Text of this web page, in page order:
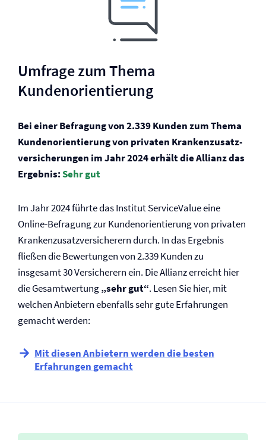
Umfrage zum Thema
Kundenorientierung
Bei einer Befragung von 2.339 Kunden zum Thema
Kundenorientierung von privaten Krankenzusatz­
versicherungen im Jahr 2024 erhält die Allianz das
Ergebnis:Sehr gut
Im Jahr 2024 führte das Institut ServiceValue eine
Online-Befragung zur Kundenorientierung von privaten
Krankenzusatz­versicherern durch. In das Ergebnis
fließen die Bewertungen von 2.339 Kunden zu
insgesamt 30 Versicherern ein. Die Allianz erreicht hier
die Gesamtwertung„sehr gut“. Lesen Sie hier, mit
welchen Anbietern ebenfalls sehr gute Erfahrungen
gemacht werden:
Mit diesen Anbietern werden die besten
Erfahrungen gemacht